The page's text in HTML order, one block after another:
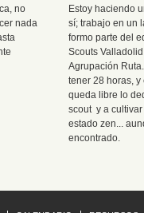
no
nada
Estoy haciendo
sí; trabajo en un
formo parte del
Scouts
Agrupación
tener 28 horas, y
queda libre lo
scout y a cultivar
estado zen...
encontrado.